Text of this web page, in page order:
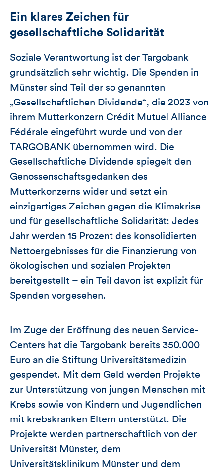
Ein klares Zeichen für
gesellschaftliche Solidarität
Soziale Verantwortung ist der Targobank
grundsätzlich sehr wichtig. Die Spenden in
Münster sind Teil der so genannten
„Gesellschaftlichen Dividende“, die 2023 von
ihrem Mutterkonzern Crédit Mutuel Alliance
Fédérale eingeführt wurde und von der
TARGOBANK übernommen wird. Die
Gesellschaftliche Dividende spiegelt den
Genossenschaftsgedanken des
Mutterkonzerns wider und setzt ein
einzigartiges Zeichen gegen die Klimakrise
und für gesellschaftliche Solidarität: Jedes
Jahr werden 15 Prozent des konsolidierten
Nettoergebnisses für die Finanzierung von
ökologischen und sozialen Projekten
bereitgestellt – ein Teil davon ist explizit für
Spenden vorgesehen.
Im Zuge der Eröffnung des neuen Service-
Centers hat die Targobank bereits 350.000
Euro an die Stiftung Universitätsmedizin
gespendet. Mit dem Geld werden Projekte
zur Unterstützung von jungen Menschen mit
Krebs sowie von Kindern und Jugendlichen
mit krebskranken Eltern unterstützt. Die
Projekte werden partnerschaftlich von der
Universität Münster, dem
Universitätsklinikum Münster und dem